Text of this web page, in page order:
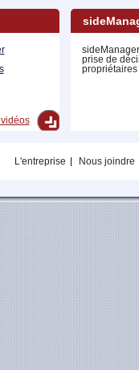
prise de
L'entreprise Nous joindre